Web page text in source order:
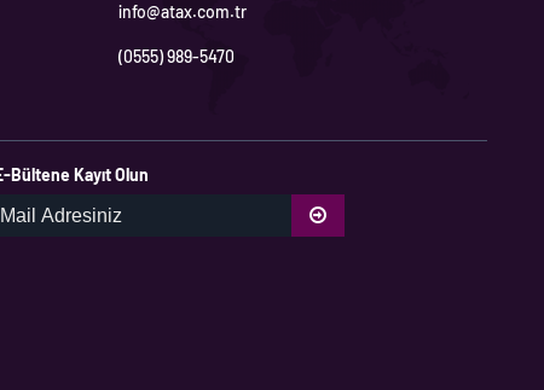
info@atax.com.tr
(0555) 989-5470
Bültene Kayıt Olun